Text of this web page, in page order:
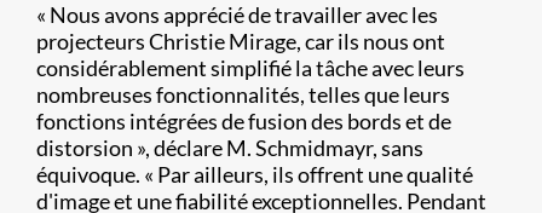
« Nous avons apprécié de travailler avec les
projecteurs Christie Mirage, car ils nous ont
considérablement simplifié la tâche avec leurs
nombreuses fonctionnalités, telles que leurs
fonctions intégrées de fusion des bords et de
distorsion », déclare M. Schmidmayr, sans
équivoque. « Par ailleurs, ils offrent une qualité
d'image et une fiabilité exceptionnelles. Pendant